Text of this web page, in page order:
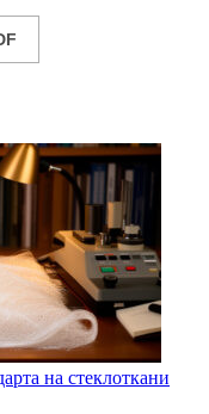
на стеклоткани